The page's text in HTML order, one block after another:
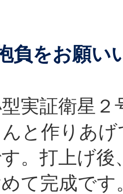
負をお願い
実証衛星
と作りあ
。打上げ
て完成です